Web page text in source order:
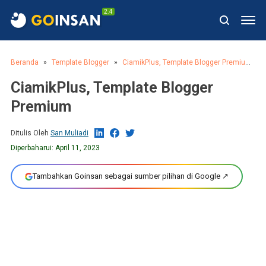
2.4
Beranda Template Blogger CiamikPlus, Template Blogger Premium
CiamikPlus, Template Blogger
Premium
Ditulis Oleh San Muliadi
Diperbaharui: April 11, 2023
Tambahkan Goinsan sebagai sumber pilihan di Google ↗